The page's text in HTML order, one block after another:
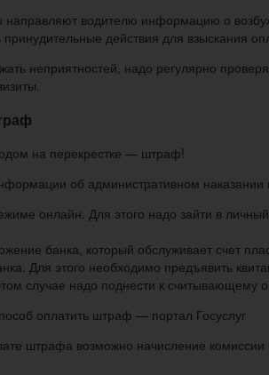
водителю информацию о
принудительные действия для взыскания
неприятностей, надо регулярно
на перекрестке — штраф!
об административном
онлайн. Для этого надо зайти в
банка, который обслуживает счет
Для этого необходимо предъявить
случае надо поднести к считывающему
оплатить штраф — портал Госуслуг
штрафа возможно начисление